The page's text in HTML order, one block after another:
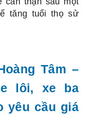
tăng tuổi thọ sử
Tâm –
lôi, xe ba
yêu cầu giá